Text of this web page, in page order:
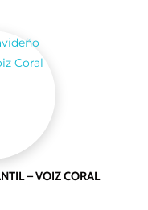
– VOIZ CORAL